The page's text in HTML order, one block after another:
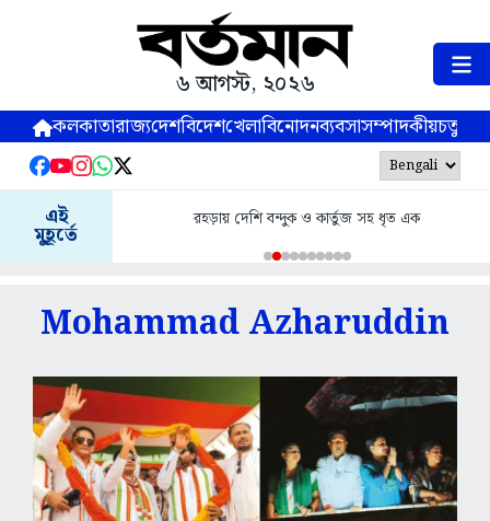
৬ আগস্ট, ২০২৬
কলকাতারাজ্যদেশবিদেশখেলাবিনোদনব্যবসাসম্পাদকীয়
এই
মুহূর্তে
রহড়ায় দেশি বন্দুক ও কার্তুজ সহ ধৃত এক
Mohammad Azharuddin